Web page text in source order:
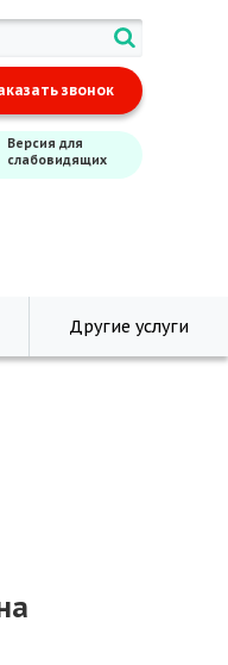
звонок
Версия для
слабовидящих
Другие услуги